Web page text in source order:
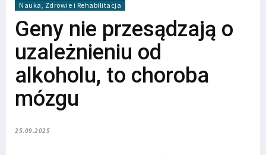
Nauka, Zdrowie i Rehabilitacja
Geny nie przesądzają o
uzależnieniu od
alkoholu, to choroba
mózgu
25.09.2025